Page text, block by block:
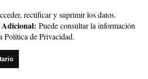
rectificar y suprimir los datos.
Puede consultar la información
Política de Privacidad.